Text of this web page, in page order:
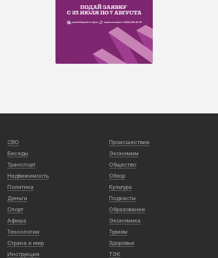
СВО
Происшествия
Беседы
Экономим
Транспорт
Общество
Недвижимость
Обзор
Политика
Культура
Деньги
Подкасты
Спорт
Образование
Афиша
Экономика
Технологии
Туризм
Страна и мир
Здоровье
Инструкция
ТЭК